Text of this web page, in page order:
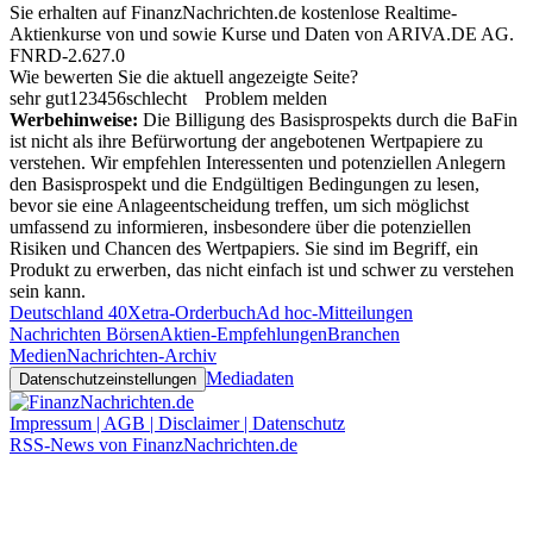
Sie erhalten auf FinanzNachrichten.de kostenlose Realtime-
Aktienkurse von und sowie Kurse und Daten von ARIVA.DE AG.
FNRD-2.627.0
Wie bewerten Sie die aktuell angezeigte Seite?
sehr gut1 23456schlecht
Problem melden
Werbehinweise: Die Billigung des Basisprospekts durch die BaFin
ist nicht als ihre Befürwortung der angebotenen Wertpapiere zu
verstehen. Wir empfehlen Interessenten und potenziellen Anlegern
den Basisprospekt und die Endgültigen Bedingungen zu lesen,
bevor sie eine Anlageentscheidung treffen, um sich möglichst
umfassend zu informieren, insbesondere über die potenziellen
Risiken und Chancen des Wertpapiers. Sie sind im Begriff, ein
Produkt zu erwerben, das nicht einfach ist und schwer zu verstehen
sein kann.
Deutschland 40Xetra-OrderbuchAd hoc-Mitteilungen
Nachrichten BörsenAktien-EmpfehlungenBranchen
MedienNachrichten-Archiv
Datenschutzeinstellungen Mediadaten
Impressum | AGB | Disclaimer | Datenschutz
RSS-News von FinanzNachrichten.de